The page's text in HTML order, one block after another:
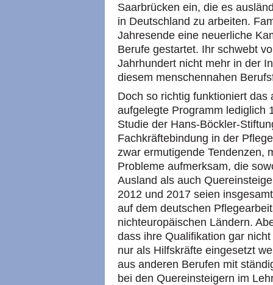
Saarbrücken ein, die es
in Deutschland zu arbeiten.
Jahresende eine neuerliche
Berufe gestartet. Ihr schwebt
Jahrhundert nicht mehr in der
diesem menschennahen
Doch so richtig funktioniert
aufgelegte Programm lediglich
Studie der Hans-Böckler-
Fachkräftebindung in der
zwar ermutigende Tendenzen,
Probleme aufmerksam, die
Ausland als auch
2012 und 2017 seien
auf dem deutschen
nichteuropäischen Ländern.
dass ihre Qualifikation gar
nur als Hilfskräfte eingesetzt
aus anderen Berufen mit
bei den Quereinsteigern im